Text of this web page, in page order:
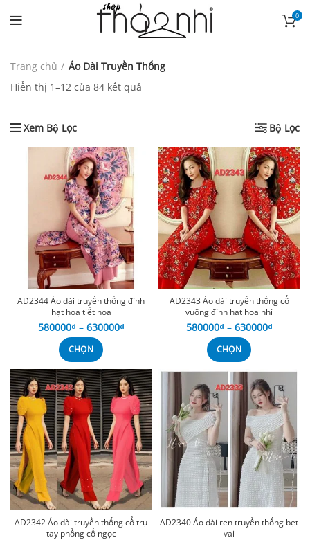
0
Trang chủ
Áo Dài Truyền Thống
Hiển thị 1–12 của 84 kết quả
Xem Bộ Lọc Bộ Lọc
AD2344 Áo dài truyền thống đính
hạt họa tiết hoa
580000₫ – 630000₫
CHỌN
AD2343 Áo dài truyền thống cổ
vuông đính hạt hoa nhí
580000₫ – 630000₫
CHỌN
AD2342 Áo dài truyền thống cổ trụ
tay phồng cổ ngọc
AD2340 Áo dài ren truyền thống bẹt
vai